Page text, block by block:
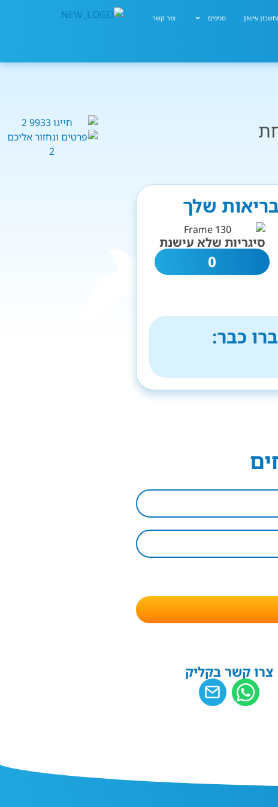
עישון סניפים צור קשר
שלך
סיגריות שלא עישנת
0
כבר:
צרו קשר בקליק